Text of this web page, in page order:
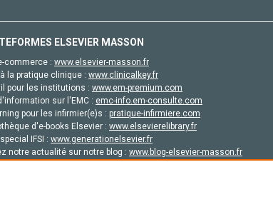
ELSEVIER MASSON
commerce : www.elsevier-masson.fr
la pratique clinique : www.clinicalkey.fr
pour les institutions : www.em-premium.com
sur l'EMC : emc-info.em-consulte.com
pour les infirmier(e)s : pratique-infirmiere.com
d'e-books Elsevier : www.elsevierelibrary.fr
IFSI : www.generationelsevier.fr
notre actualité sur notre blog : www.blog-elsevier-masson.fr